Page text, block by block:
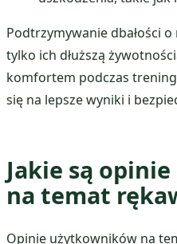
Podtrzymywanie dbałości
tylko ich dłuższą
komfortem podczas
się na lepsze wyniki i
Jakie są
na temat
Opinie użytkowników na